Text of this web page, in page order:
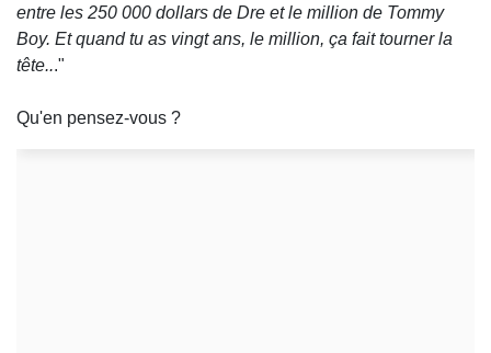
entre les 250 000 dollars de Dre et le million de Tommy
Boy. Et quand tu as vingt ans, le million, ça fait tourner la
tête..."
Qu'en pensez-vous ?